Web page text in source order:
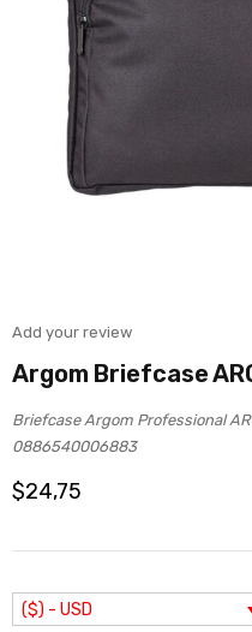
Add your review
Argom Briefcase
Briefcase Argom Professional
0886540006883
$24,75
($) - USD